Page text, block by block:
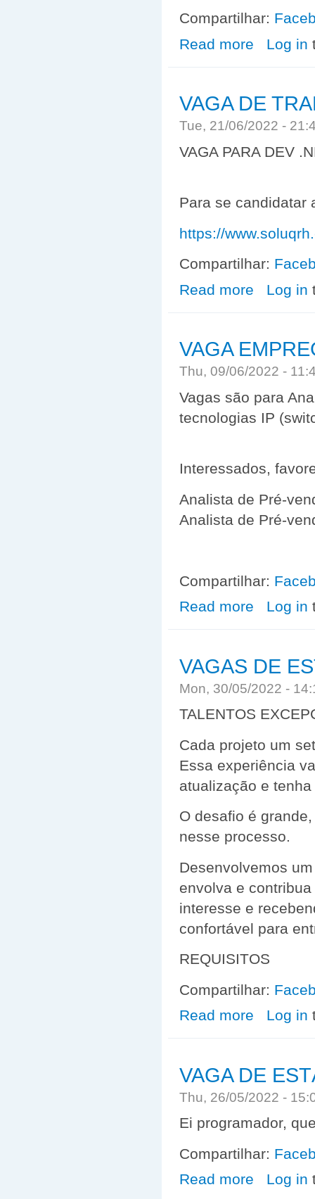
Compartilhar:
Read more about
Log in
VAGA DE
Tue, 21/06/2022 -
VAGA PARA DEV
Para se candidatar
https://
Compartilhar:
Read more about VAGA
Log in
VAGA
Thu, 09/06/2022 -
Vagas são para
tecnologias IP
Interessados,
Analista de Pré-
Analista de Pré-
Compartilhar:
Read more about VAGA
Log in
VAGAS DE
Mon, 30/05/2022 -
TALENTOS
Cada projeto um
Essa experiência
atualização e
O desafio é
nesse processo.
Desenvolvemos
envolva e
interesse e
confortável para
REQUISITOS
Compartilhar:
Read more about VAGAS
Log in
VAGA DE
Thu, 26/05/2022 -
Ei programador,
Compartilhar:
Read more about VAGA
Log in